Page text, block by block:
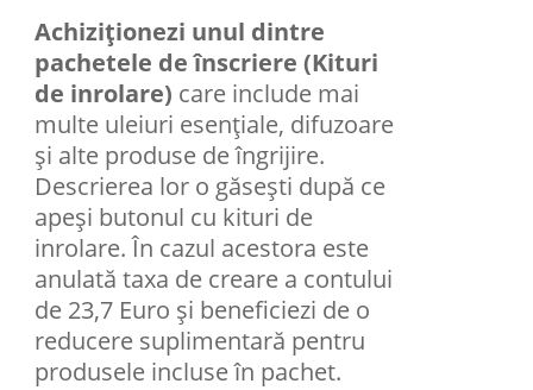
Achiziționezi unul dintre
pachetele de înscriere (Kituri
de inrolare) care include mai
multe uleiuri esenţiale, difuzoare
şi alte produse de îngrijire.
Descrierea lor o găsești după ce
apeși butonul cu kituri de
inrolare. În cazul acestora este
anulată taxa de creare a contului
de 23,7 Euro și beneficiezi de o
reducere suplimentară pentru
produsele incluse în pachet.